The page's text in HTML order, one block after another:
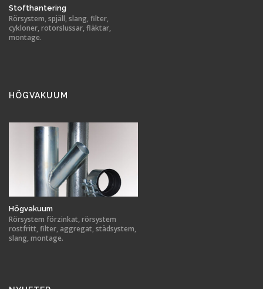
Stofthantering
Rörsystem, spjäll, slang, filter,
cykloner, rotorslussar, fläktar,
montage.
HÖGVAKUUM
Högvakuum
Rörsystem förzinkat, rörsystem
rostfritt, filter, aggregat, städsystem,
slang, montage.